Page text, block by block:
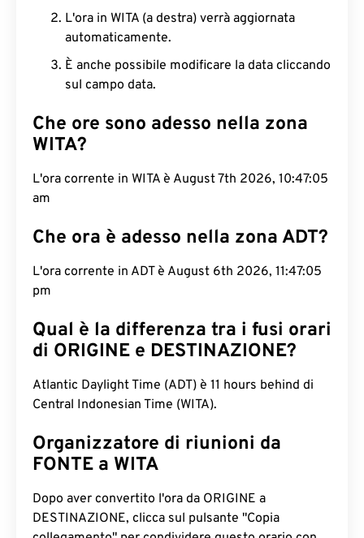
L'ora in WITA (a destra) verrà aggiornata
automaticamente.
È anche possibile modificare la data cliccando
sul campo data.
Che ore sono adesso nella zona
WITA?
L'ora corrente in WITA è August 7th 2026, 10:47:06
am
Che ora è adesso nella zona ADT?
L'ora corrente in ADT è August 6th 2026, 11:47:06
pm
Qual è la differenza tra i fusi orari
di ORIGINE e DESTINAZIONE?
Atlantic Daylight Time (ADT) è 11 hours behind di
Central Indonesian Time (WITA).
Organizzatore di riunioni da
FONTE a WITA
Dopo aver convertito l'ora da ORIGINE a
DESTINAZIONE, clicca sul pulsante "Copia